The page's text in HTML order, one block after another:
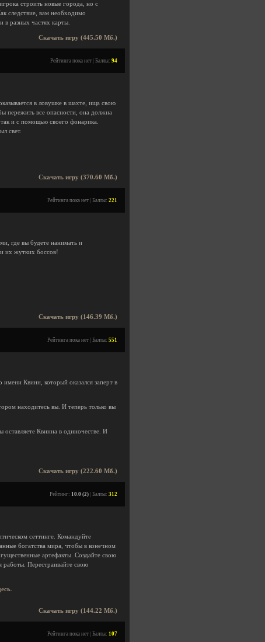
строить новые города, но с
следствие, вам необходимо
в разных частях карты.
Скачать игру (445.50 Мб.)
Рейтинга пока нет | Баллы: 94
в ловушке в шахте, ища свою
пережить все опасности, она должна
и с помощью своего фонарика.
свет.
Скачать игру (370.60 Мб.)
Рейтинга пока нет | Баллы: 221
где вы будете нанимать и
их жутких боссов!
Скачать игру (146.39 Мб.)
Рейтинга пока нет | Баллы: 551
Квинн, который оказался заперт в
находитесь вы. И теперь только вы
Квинна в одиночестве. И
Скачать игру (222.60 Мб.)
Рейтинг: 10.0 (2) | Баллы: 312
сеттинге. Командуйте
богатства мира, чтобы в конечном
артефакты. Создайте свою
работы. Перестраивайте свою
Скачать игру (144.22 Мб.)
Рейтинга пока нет | Баллы: 107